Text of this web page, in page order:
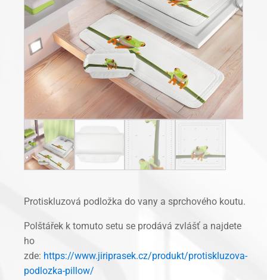
Protiskluzová podložka do vany a sprchového koutu.
Polštářek k tomuto setu se prodává zvlášť a najdete
ho
zde: https://www.jiriprasek.cz/produkt/protiskluzova-
podlozka-pillow/